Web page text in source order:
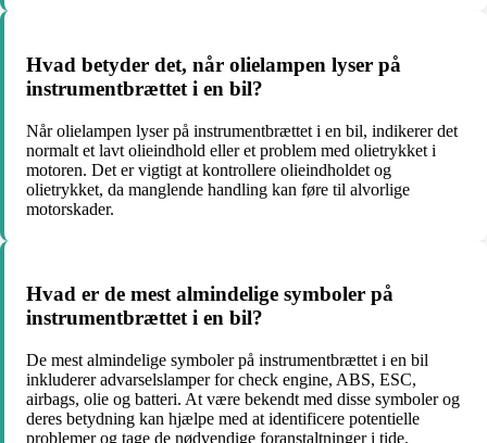
Hvad betyder det, når olielampen lyser på
instrumentbrættet i en bil?
Når olielampen lyser på instrumentbrættet i en bil, indikerer det
normalt et lavt olieindhold eller et problem med olietrykket i
motoren. Det er vigtigt at kontrollere olieindholdet og
olietrykket, da manglende handling kan føre til alvorlige
motorskader.
Hvad er de mest almindelige symboler på
instrumentbrættet i en bil?
De mest almindelige symboler på instrumentbrættet i en bil
inkluderer advarselslamper for check engine, ABS, ESC,
airbags, olie og batteri. At være bekendt med disse symboler og
deres betydning kan hjælpe med at identificere potentielle
problemer og tage de nødvendige foranstaltninger i tide.